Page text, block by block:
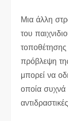
Μια άλλη
του
πρόβλεψη
μπορεί να
οποία συχνά